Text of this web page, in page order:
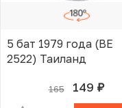
5 бат 1979 года (BE
2522) Таиланд
165 149 руб.
В